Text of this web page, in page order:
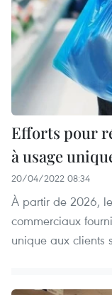
Efforts pour
à usage
20/04/2022 08:34
À partir de 2026,
commerciaux
unique aux clients